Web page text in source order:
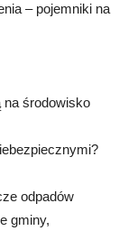
– pojemniki na
na środowisko
odpadów
gminy,